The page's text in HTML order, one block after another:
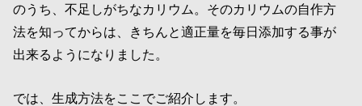
のうち、不足しがちなカリウム。そのカリウムの自作方
法を知ってからは、きちんと適正量を毎日添加する事が
出来るようになりました。
では、生成方法をここでご紹介します。